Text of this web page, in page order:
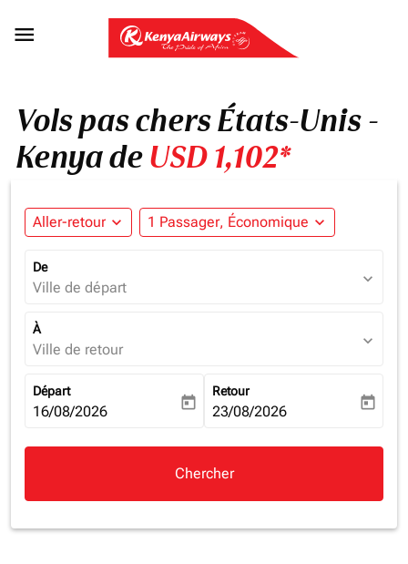

Vols pas chers États-Unis -
Kenya deUSD 1,102*
Aller-retour expand_more 1 Passager, Économique expand_more
De
Ville de départ expand_more
À
Ville de retour expand_more
Départ
fc-booking-departure-date-aria-label
16/08/2026 today
Retour
fc-booking-return-date-aria-
23/08/2026 today
Chercher